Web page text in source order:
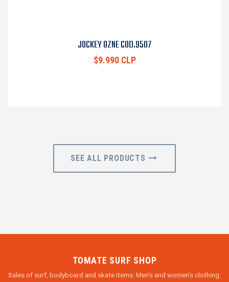
JOCKEY OZNE COD.9507
$9.990 CLP
SEE ALL PRODUCTS
TOMATE SURF SHOP
Sales of surf, bodyboard and skate items. Men's and women's clothing.